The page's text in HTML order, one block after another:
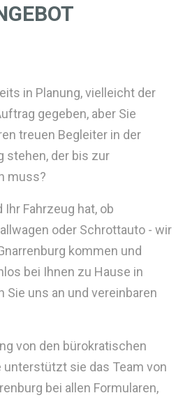
in Planung, vielleicht der
gegeben, aber Sie
treuen Begleiter in der
stehen, der bis zur
muss?
Fahrzeug hat, ob
oder Schrottauto - wir
kommen und
bei Ihnen zu Hause in
Sie uns an und vereinbaren
von den bürokratischen
unterstützt sie das Team von
bei allen Formularen,